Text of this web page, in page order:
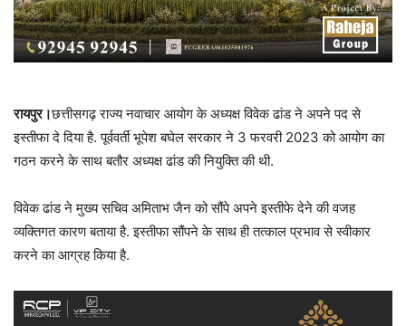
रायपुर।छत्तीसगढ़ राज्य नवाचार आयोग के अध्यक्ष विवेक ढांड ने अपने पद से
इस्तीफा दे दिया है. पूर्ववर्ती भूपेश बघेल सरकार ने 3 फरवरी 2023 को आयोग का
गठन करने के साथ बतौर अध्यक्ष ढांड की नियुक्ति की थी.
विवेक ढांड ने मुख्य सचिव अमिताभ जैन को सौंपे अपने इस्तीफे देने की वजह
व्यक्तिगत कारण बताया है. इस्तीफा सौंपने के साथ ही तत्काल प्रभाव से स्वीकार
करने का आग्रह किया है.